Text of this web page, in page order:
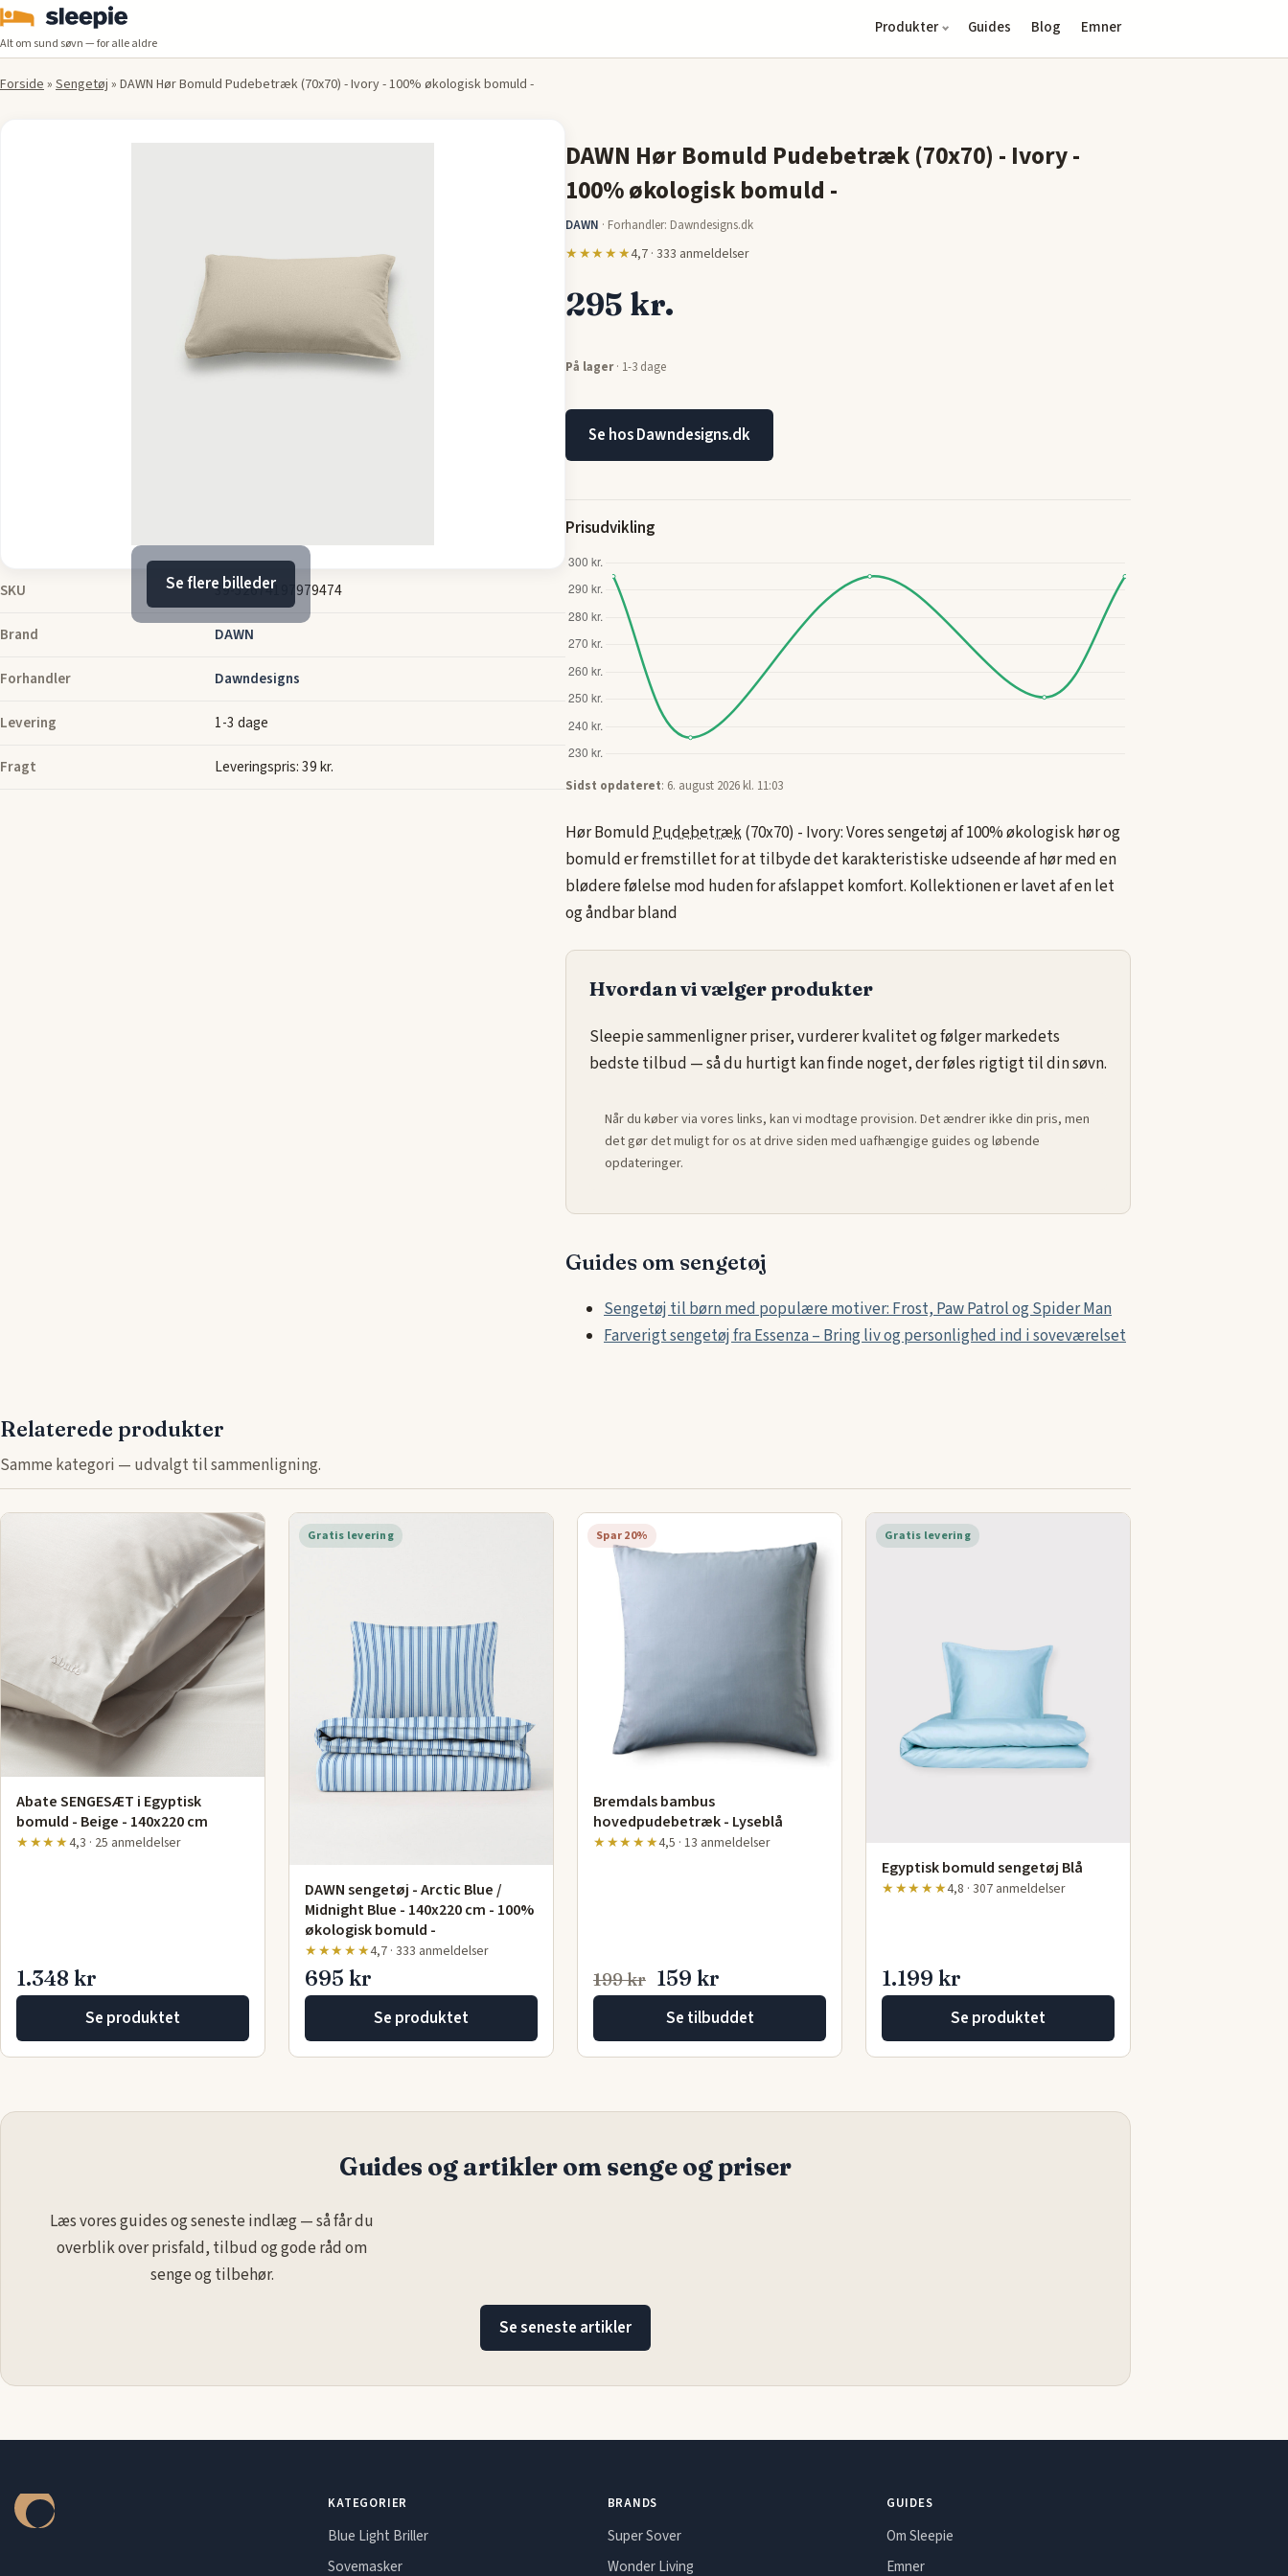
Alt om sund søvn — for alle aldre
Produkter Guides Blog Emner
Forside» Sengetøj » DAWN Hør Bomuld Pudebetræk (70x70) - Ivory - 100% økologisk bomuld -
Se flere billeder
SKU 39-52674197979474
Brand DAWN
Forhandler Dawndesigns
Levering 1-3 dage
Fragt Leveringspris: 39 kr.
DAWN Hør Bomuld Pudebetræk (70x70) - Ivory -
100% økologisk bomuld -
DAWN · Forhandler: Dawndesigns.dk
★★★★★4,7 · 333 anmeldelser
295 kr.
På lager· 1-3 dage
Se hos Dawndesigns.dk
Prisudvikling
Sidst opdateret: 6. august 2026 kl. 11:03
Hør BomuldPudebetræk(70x70) - Ivory: Vores sengetøj af 100% økologisk hør og
bomuld er fremstillet for at tilbyde det karakteristiske udseende af hør med en
blødere følelse mod huden for afslappet komfort. Kollektionen er lavet af en let
og åndbar bland
Hvordan vi vælger produkter
Sleepie sammenligner priser, vurderer kvalitet og følger markedets
bedste tilbud — så du hurtigt kan finde noget, der føles rigtigt til din søvn.
Når du køber via vores links, kan vi modtage provision. Det ændrer ikke din pris, men
det gør det muligt for os at drive siden med uafhængige guides og løbende
opdateringer.
Guides om sengetøj
Sengetøj til børn med populære motiver: Frost, Paw Patrol og Spider Man
Farverigt sengetøj fra Essenza – Bring liv og personlighed ind i soveværelset
Relaterede produkter
Samme kategori — udvalgt til sammenligning.
Abate SENGESÆT i Egyptisk
bomuld - Beige - 140x220 cm
★★★★4,3 · 25 anmeldelser
1.348 kr
Se produktet
Gratis levering
DAWN sengetøj - Arctic Blue /
Midnight Blue - 140x220 cm - 100%
økologisk bomuld -
★★★★★4,7 · 333 anmeldelser
695 kr
Se produktet
Spar 20%
Bremdals bambus
hovedpudebetræk - Lyseblå
★★★★★4,5 · 13 anmeldelser
199 kr 159 kr
Se tilbuddet
Gratis levering
Egyptisk bomuld sengetøj Blå
★★★★★4,8 · 307 anmeldelser
1.199 kr
Se produktet
Guides og artikler om senge og priser
Læs vores guides og seneste indlæg — så får du
overblik over prisfald, tilbud og gode råd om
senge og tilbehør.
Se seneste artikler
KATEGORIER
Blue Light Briller
Sovemasker
BRANDS
Super Sover
Wonder Living
GUIDES
Om Sleepie
Emner